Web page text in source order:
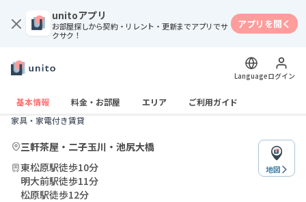
unitoアプリ
お部屋探しから契約・リレント・更新までアプリでサ
クサク！
アプリを開く
Languageログイン
基本情報 料金・お部屋 エリア ご利用ガイド
アットインmini明大前5
家具・家電付き賃貸
三軒茶屋・二子玉川・池尻大橋
東松原駅徒歩10分
明大前駅徒歩11分
松原駅徒歩12分
地図